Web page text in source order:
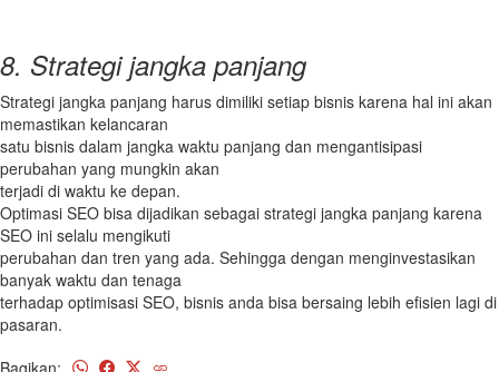
8. Strategi jangka panjang
Strategi jangka panjang harus dimiliki setiap bisnis karena hal ini akan
memastikan kelancaran
satu bisnis dalam jangka waktu panjang dan mengantisipasi
perubahan yang mungkin akan
terjadi di waktu ke depan.
Optimasi SEO bisa dijadikan sebagai strategi jangka panjang karena
SEO ini selalu mengikuti
perubahan dan tren yang ada. Sehingga dengan menginvestasikan
banyak waktu dan tenaga
terhadap optimisasi SEO, bisnis anda bisa bersaing lebih efisien lagi di
pasaran.
Bagikan: